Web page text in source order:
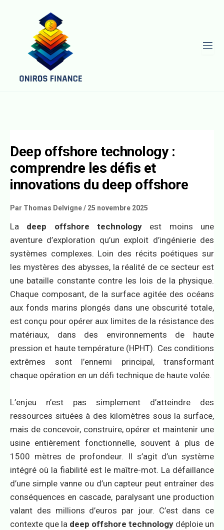
Deep offshore technology :
comprendre les défis et
innovations du deep offshore
Par Thomas Delvigne/ 25 novembre 2025
La deep offshore technology est moins une
aventure d’exploration qu’un exploit d’ingénierie des
systèmes complexes. Loin des récits poétiques sur
les mystères des abysses, la réalité de ce secteur est
une bataille constante contre les lois de la physique.
Chaque composant, de la surface agitée des océans
aux fonds marins plongés dans une obscurité totale,
est conçu pour opérer aux limites de la résistance des
matériaux, dans des environnements de haute
pression et haute température (HPHT). Ces conditions
extrêmes sont l’ennemi principal, transformant
chaque opération en un défi technique de haute volée.
L’enjeu n’est pas simplement d’atteindre des
ressources situées à des kilomètres sous la surface,
mais de concevoir, construire, opérer et maintenir une
usine entièrement fonctionnelle, souvent à plus de
1500 mètres de profondeur. Il s’agit d’un système
intégré où la fiabilité est le maître-mot. La défaillance
d’une simple vanne ou d’un capteur peut entraîner des
conséquences en cascade, paralysant une production
valant des millions d’euros par jour. C’est dans ce
contexte que la deep offshore technology déploie un